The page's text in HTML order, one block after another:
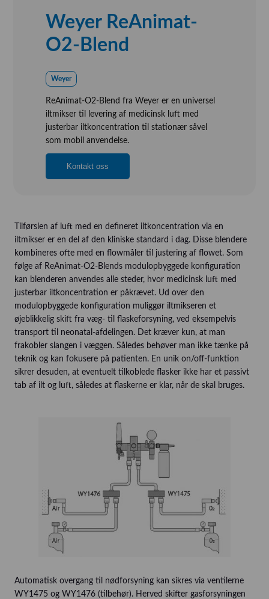
Weyer ReAnimat-
O2-Blend
Weyer
ReAnimat-O2-Blend fra Weyer er en universel
iltmikser til levering af medicinsk luft med
justerbar iltkoncentration til stationær såvel
som mobil anvendelse.
Kontakt oss
Tilførslen af luft med en defineret iltkoncentration via en
iltmikser er en del af den kliniske standard i dag. Disse blendere
kombineres ofte med en flowmåler til justering af flowet. Som
følge af ReAnimat-O2-Blends modulopbyggede konfiguration
kan blenderen anvendes alle steder, hvor medicinsk luft med
justerbar iltkoncentration er påkrævet. Ud over den
modulopbyggede konfiguration muliggør iltmikseren et
øjeblikkelig skift fra væg- til flaskeforsyning, ved eksempelvis
transport til neonatal-afdelingen. Det kræver kun, at man
frakobler slangen i væggen. Således behøver man ikke tænke på
teknik og kan fokusere på patienten. En unik on/off-funktion
sikrer desuden, at eventuelt tilkoblede flasker ikke har et passivt
tab af ilt og luft, således at flaskerne er klar, når de skal bruges.
Automatisk overgang til nødforsyning kan sikres via ventilerne
WY1475 og WY1476 (tilbehør). Herved skifter gasforsyningen